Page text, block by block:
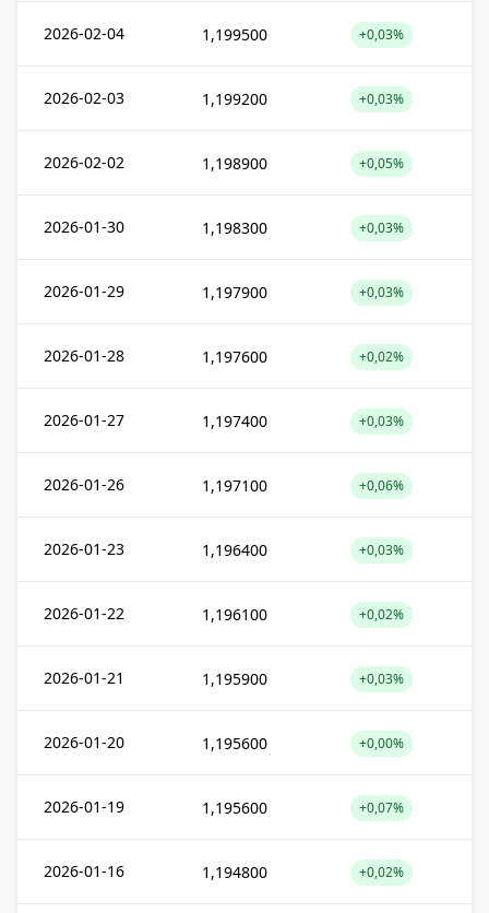
2026-02-04 1,199500 +0,03%
2026-02-03 1,199200 +0,03%
2026-02-02 1,198900 +0,05%
2026-01-30 1,198300 +0,03%
2026-01-29 1,197900 +0,03%
2026-01-28 1,197600 +0,02%
2026-01-27 1,197400 +0,03%
2026-01-26 1,197100 +0,06%
2026-01-23 1,196400 +0,03%
2026-01-22 1,196100 +0,02%
2026-01-21 1,195900 +0,03%
2026-01-20 1,195600 +0,00%
2026-01-19 1,195600 +0,07%
2026-01-16 1,194800 +0,02%